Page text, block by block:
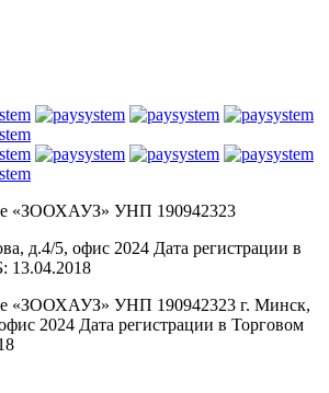
«ЗООХАУЗ» УНП 190942323
д.4/5, офис 2024 Дата регистрации в
13.04.2018
«ЗООХАУЗ» УНП 190942323 г. Минск,
2024 Дата регистрации в Торговом